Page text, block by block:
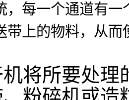
，每一个通道有
带上的物料，从而
将所要处